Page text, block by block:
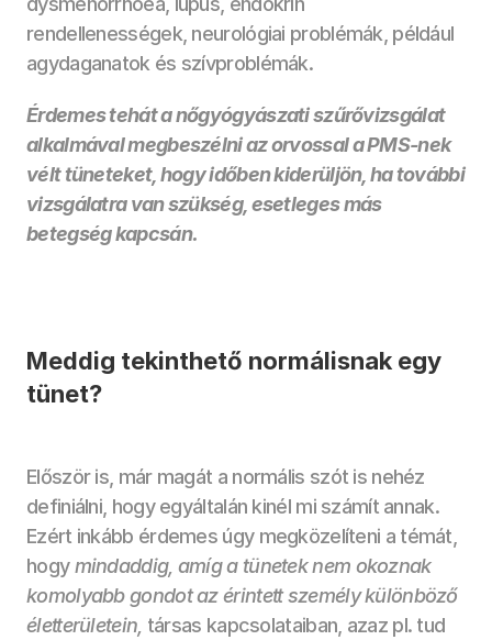
rendellenességek, neurológiai problémák, például
agydaganatok és szívproblémák.
Érdemes tehát a nőgyógyászati szűrővizsgálat
alkalmával megbeszélni az orvossal a PMS-nek
vélt tüneteket, hogy időben kiderüljön, ha további
vizsgálatra van szükség, esetleges más
betegség kapcsán.
Meddig tekinthető normálisnak egy
tünet?
Először is, már magát a normális szót is nehéz
definiálni, hogy egyáltalán kinél mi számít annak.
Ezért inkább érdemes úgy megközelíteni a témát,
hogy mindaddig, amíg a tünetek nem okoznak
komolyabb gondot az érintett személy különböző
életterületein, társas kapcsolataiban, azaz pl. tud